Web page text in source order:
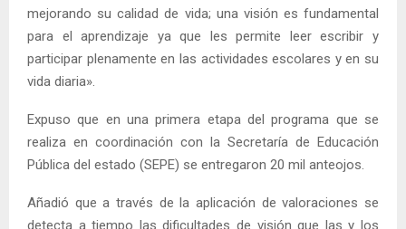
mejorando su calidad de vida; una visión es fundamental
para el aprendizaje ya que les permite leer escribir y
participar plenamente en las actividades escolares y en su
vida diaria».
Expuso que en una primera etapa del programa que se
realiza en coordinación con la Secretaría de Educación
Pública del estado (SEPE) se entregaron 20 mil anteojos.
Añadió que a través de la aplicación de valoraciones se
detecta a tiempo las dificultades de visión que las y los